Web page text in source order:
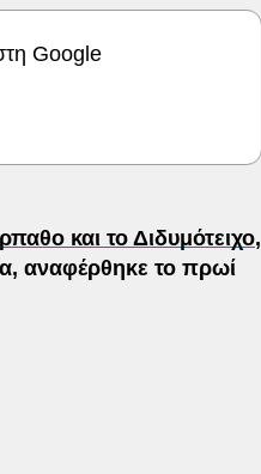
Google
και το Διδυμότειχο,
αναφέρθηκε το πρωί